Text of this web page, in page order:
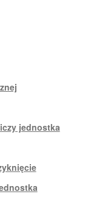
jednostka